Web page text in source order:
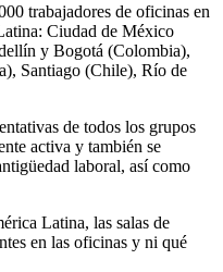
trabajadores de oficinas en
Ciudad de México
y Bogotá (Colombia),
Santiago (Chile), Río de
de todos los grupos
activa y también se
laboral, así como
Latina, las salas de
en las oficinas y ni qué